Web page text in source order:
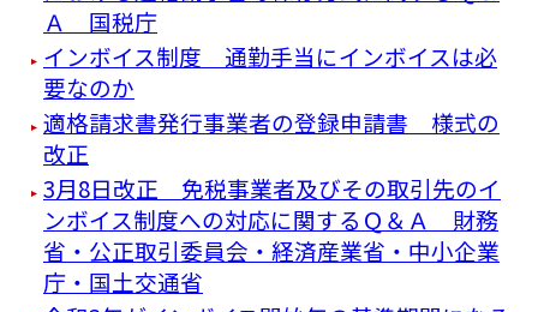
Ａ 国税庁
インボイス制度 通勤手当にインボイスは必
要なのか
適格請求書発行事業者の登録申請書 様式の
改正
3月8日改正 免税事業者及びその取引先のイ
ンボイス制度への対応に関するＱ＆Ａ 財務
省・公正取引委員会・経済産業省・中小企業
庁・国土交通省